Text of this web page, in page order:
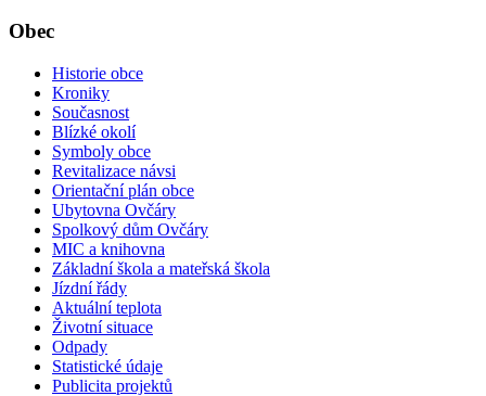
Obec
Historie obce
Kroniky
Současnost
Blízké okolí
Symboly obce
Revitalizace návsi
Orientační plán obce
Ubytovna Ovčáry
Spolkový dům Ovčáry
MIC a knihovna
Základní škola a mateřská škola
Jízdní řády
Aktuální teplota
Životní situace
Odpady
Statistické údaje
Publicita projektů